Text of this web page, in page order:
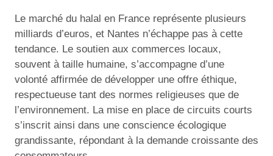
Le marché du halal en France représente plusieurs
milliards d’euros, et Nantes n’échappe pas à cette
tendance. Le soutien aux commerces locaux,
souvent à taille humaine, s’accompagne d’une
volonté affirmée de développer une offre éthique,
respectueuse tant des normes religieuses que de
l’environnement. La mise en place de circuits courts
s’inscrit ainsi dans une conscience écologique
grandissante, répondant à la demande croissante des